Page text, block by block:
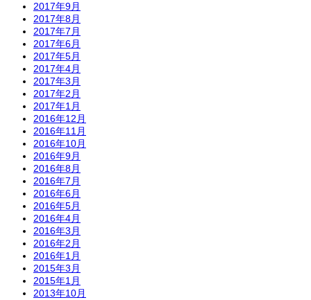
2017年9月
2017年8月
2017年7月
2017年6月
2017年5月
2017年4月
2017年3月
2017年2月
2017年1月
2016年12月
2016年11月
2016年10月
2016年9月
2016年8月
2016年7月
2016年6月
2016年5月
2016年4月
2016年3月
2016年2月
2016年1月
2015年3月
2015年1月
2013年10月